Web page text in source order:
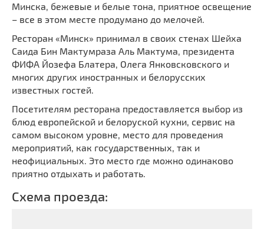
Минска, бежевые и белые тона, приятное освещение
– все в этом месте продумано до мелочей.
Ресторан «Минск» принимал в своих стенах Шейха
Саида Бин Мактумраза Аль Мактума, президента
ФИФА Йозефа Блатера, Олега Янковсковского и
многих других иностранных и белорусских
известных гостей.
Посетителям ресторана предоставляется выбор из
блюд европейской и белоруской кухни, сервис на
самом высоком уровне, место для проведения
мероприятий, как государственных, так и
неофициальных. Это место где можно одинаково
приятно отдыхать и работать.
Схема проезда: